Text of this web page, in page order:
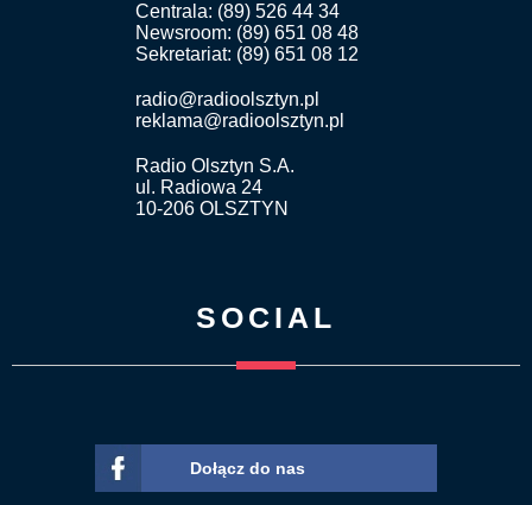
Centrala: (89) 526 44 34
Newsroom: (89) 651 08 48
Sekretariat: (89) 651 08 12
radio@radioolsztyn.pl
reklama@radioolsztyn.pl
Radio Olsztyn S.A.
ul. Radiowa 24
10-206 OLSZTYN
SOCIAL
Dołącz do nas